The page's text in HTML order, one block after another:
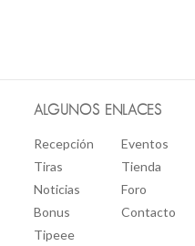
ALGUNOS ENLACES
Recepción
Tiras
Noticias
Bonus
Tipeee
Eventos
Tienda
Foro
Contacto